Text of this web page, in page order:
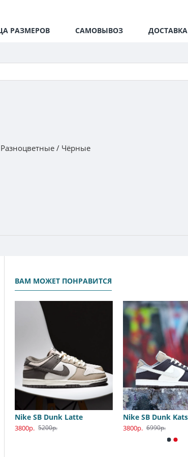
РАЗМЕРОВ САМОВЫВОЗ ДОСТАВКА
/ Чёрные
ВАМ МОЖЕТ ПОНРАВИТСЯ
Nike SB Dunk Latte
3800р. 5200р. 3800р. 6990р.